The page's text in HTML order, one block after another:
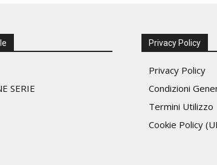
SERIE
Privacy Policy
Privacy Policy
Condizioni
Termini Utilizzo
Cookie Policy